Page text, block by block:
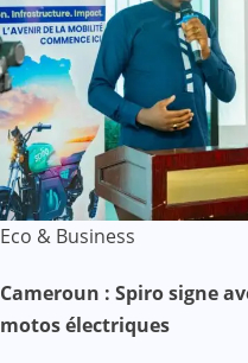
Eco & Business
Cameroun : Spiro signe
motos électriques